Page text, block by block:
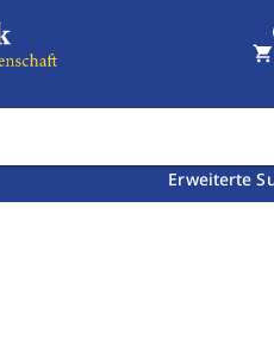
Erweiterte
shopping_cart